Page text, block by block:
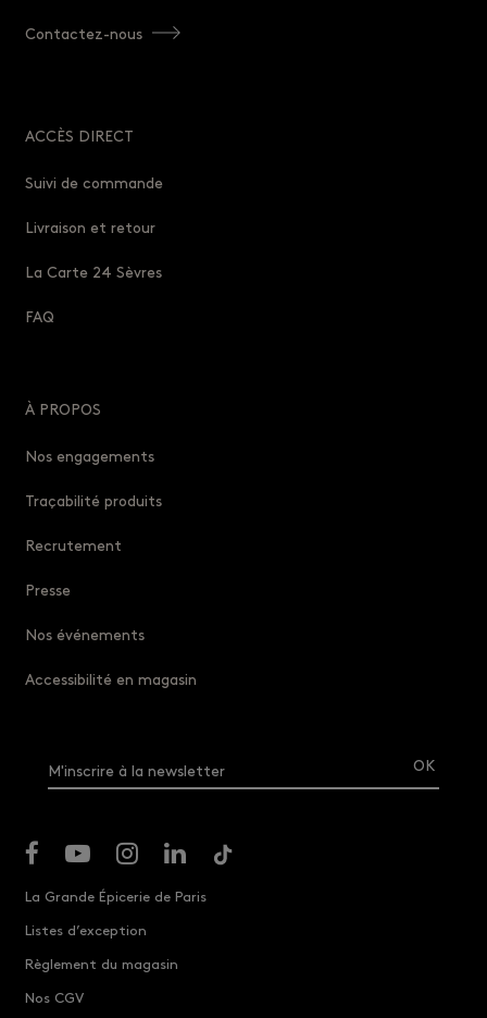
Contactez-nous
ACCÈS DIRECT
Suivi de commande
Livraison et retour
La Carte 24 Sèvres
FAQ
À PROPOS
Nos engagements
Traçabilité produits
Recrutement
Presse
Nos événements
Accessibilité en magasin
M'inscrire à la newsletter
La Grande Épicerie de Paris
Listes d’exception
Règlement du magasin
Nos CGV